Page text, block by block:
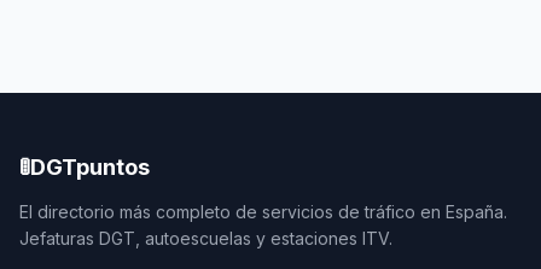
🚦DGTpuntos
El directorio más completo de servicios de tráfico en España.
Jefaturas DGT, autoescuelas y estaciones ITV.